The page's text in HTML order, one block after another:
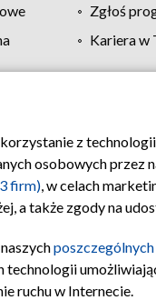
Zgłoś
Kariera w
prywatności
z
osobowych przez
firm), w celach
a także zgody na
ruchu w Internecie.